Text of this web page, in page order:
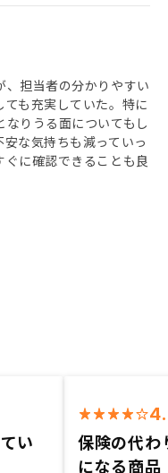
担当者の分かりやすい
も充実していた。特に
りうる面についてもし
な気持ちも減っていっ
に確認できることも良
い
保険の代わ
になる商品